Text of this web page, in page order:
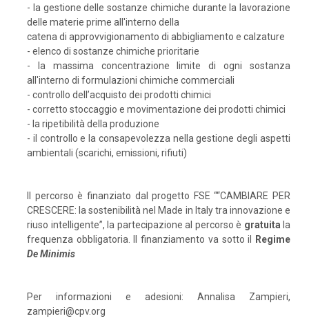
- la gestione delle sostanze chimiche durante la lavorazione
delle materie prime all'interno della
catena di approvvigionamento di abbigliamento e calzature
- elenco di sostanze chimiche prioritarie
- la massima concentrazione limite di ogni sostanza
all'interno di formulazioni chimiche commerciali
- controllo dell’acquisto dei prodotti chimici
- corretto stoccaggio e movimentazione dei prodotti chimici
- la ripetibilità della produzione
- il controllo e la consapevolezza nella gestione degli aspetti
ambientali (scarichi, emissioni, rifiuti)
Il percorso è finanziato dal progetto FSE ““CAMBIARE PER
CRESCERE: la sostenibilità nel Made in Italy tra innovazione e
riuso intelligente”, la partecipazione al percorso è gratuita la
frequenza obbligatoria. Il finanziamento va sotto il
Regime
DeMinimis
Per informazioni e adesioni: Annalisa Zampieri,
zampieri@cpv.org